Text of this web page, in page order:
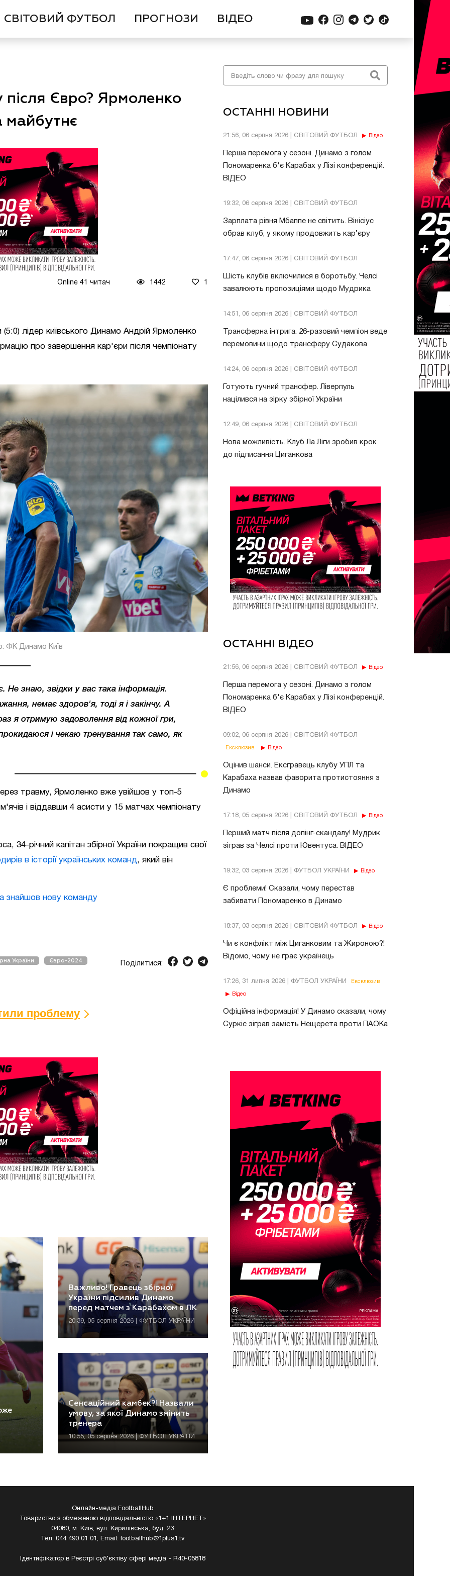
СВІТОВИЙ ФУТБОЛ ПРОГНОЗИ ВІДЕО
ОСТАННІ НОВИНИ
21:56, 06 серпня 2026 | СВІТОВИЙ ФУТБОЛ Відео
Перша перемога у сезоні. Динамо з голом
Пономаренка б'є Карабах у Лізі конференцій.
ВІДЕО
19:32, 06 серпня 2026 | СВІТОВИЙ ФУТБОЛ
Зарплата рівня Мбаппе не світить. Вінісіус
обрав клуб, у якому продовжить кар’єру
17:47, 06 серпня 2026 | СВІТОВИЙ ФУТБОЛ
Шість клубів включилися в боротьбу. Челсі
завалюють пропозиціями щодо Мудрика
14:51, 06 серпня 2026 | СВІТОВИЙ ФУТБОЛ
Трансферна інтрига. 26-разовий чемпіон веде
перемовини щодо трансферу Судакова
14:24, 06 серпня 2026 | СВІТОВИЙ ФУТБОЛ
Готують гучний трансфер. Ліверпуль
націлився на зірку збірної України
12:49, 06 серпня 2026 | СВІТОВИЙ ФУТБОЛ
Нова можливість. Клуб Ла Ліги зробив крок
до підписання Циганкова
ОСТАННІ ВІДЕО
21:56, 06 серпня 2026 | СВІТОВИЙ ФУТБОЛ Відео
Перша перемога у сезоні. Динамо з голом
Пономаренка б'є Карабах у Лізі конференцій.
ВІДЕО
09:02, 06 серпня 2026 | СВІТОВИЙ ФУТБОЛ
Ексклюзив Відео
Оцінив шанси. Ексгравець клубу УПЛ та
Карабаха назвав фаворита протистояння з
Динамо
17:18, 05 серпня 2026 | СВІТОВИЙ ФУТБОЛ Відео
Перший матч після допінг-скандалу! Мудрик
зіграв за Челсі проти Ювентуса. ВІДЕО
19:32, 03 серпня 2026 | ФУТБОЛ УКРАЇНИ Відео
Є проблеми! Сказали, чому перестав
забивати Пономаренко в Динамо
18:37, 03 серпня 2026 | СВІТОВИЙ ФУТБОЛ Відео
Чи є конфлікт між Циганковим та Жироною?!
Відомо, чому не грає українець
17:26, 31 липня 2026 | ФУТБОЛ УКРАЇНИ Ексклюзив
Відео
Офіційна інформація! У Динамо сказали, чому
Суркіс зіграв замість Нещерета проти ПАОКа
Євро? Ярмоленко
майбутнє
Online 41 читач 1442 1
лідер київського Динамо Андрій Ярмоленко
про завершення кар'єри після чемпіонату
ФК Динамо Київ
знаю, звідки у вас така інформація.
немає здоров'я, тоді я і закінчу. А
я отримую задоволення від кожної гри,
і чекаю тренування так само, як
травму, Ярмоленко вже увійшов у топ-5
і віддавши 4 асисти у 15 матчах чемпіонату
34-річний капітан збірної України покращив свої
в історії українських команд, який він
знайшов нову команду
України Євро-2024 Поділитися:
проблему
Важливо! Гравець збірної
України підсилив Динамо
перед матчем з Карабахом в ЛК
20:39, 05 серпня 2026 | ФУТБОЛ УКРАЇНИ
Сенсаційний камбек?! Назвали
умову, за якої Динамо змінить
тренера
10:55, 05 серпня 2026 | ФУТБОЛ УКРАЇНИ
Онлайн-медіа FootballHub
Товариство з обмеженою відповідальністю «1+1 ІНТЕРНЕТ»
04080, м. Київ, вул. Кирилівська, буд. 23
Тел. 044 490 01 01, Email:footballhub@1plus1.tv
Ідентифікатор в Реєстрі суб’єктіву сфері медіа - R40-05818